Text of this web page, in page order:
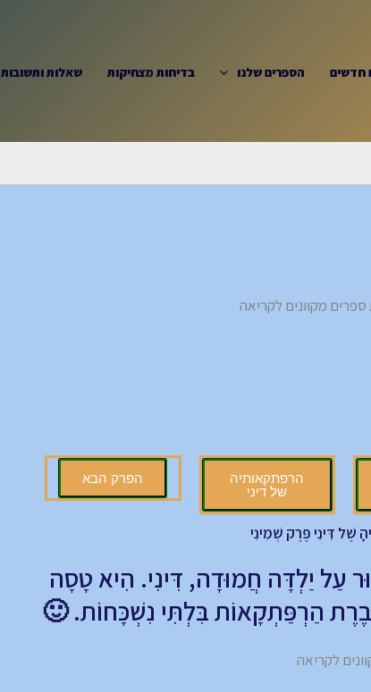
חדשים הספרים שלנו בדיחות מצחיקות שאלות ותשובות
הרפתקאותיה
של דיני
הפרק הבא
שֶׁל דִּינִי פֶּרֶק שְׁמִינִי
עַל יַלְדָּה חֲמוּדָה, דִּינִי. הִיא טָסָה
הַרְפַּתְקָאוֹת בִּלְתִּי נִשְׁכָּחוֹת. 🙂